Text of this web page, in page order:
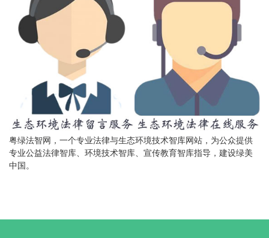
粤绿法智网，一个专业法律与生态环境技术智库网站，为公众提供
专业公益法律智库、环境技术智库、宣传教育智库指导，建设绿美
中国。